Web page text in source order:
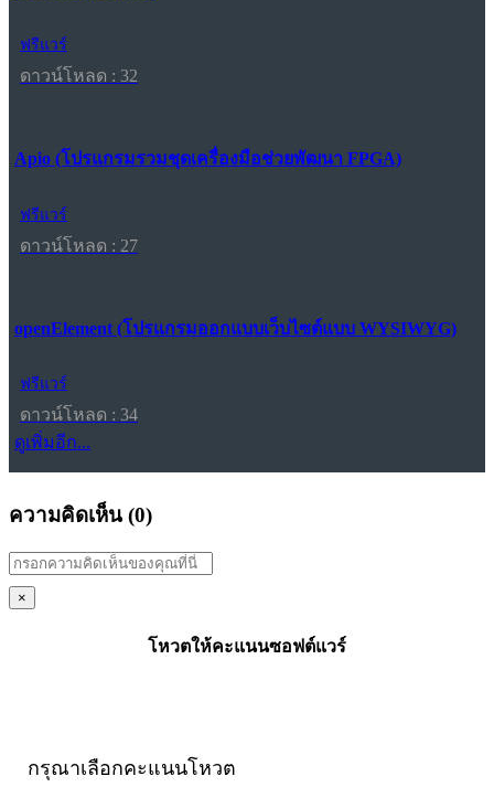
ฟรีแวร์
ดาวน์โหลด : 32
Apio (โปรแกรมรวมชุดเครื่องมือช่วยพัฒนา FPGA)
ฟรีแวร์
ดาวน์โหลด : 27
openElement (โปรแกรมออกแบบเว็บไซต์แบบ WYSIWYG)
ฟรีแวร์
ดาวน์โหลด : 34
ดูเพิ่มอีก...
ความคิดเห็น (0)
×
โหวตให้คะแนนซอฟต์แวร์
กรุณาเลือกคะแนนโหวต